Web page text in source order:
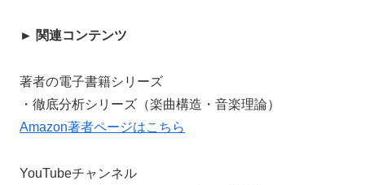
► 関連コンテンツ
著者の電子書籍シリーズ
・徹底分析シリーズ（楽曲構造・音楽理論）
Amazon著者ページはこちら
YouTubeチャンネル